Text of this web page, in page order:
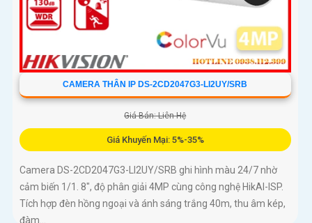
CAMERA THÂN IP DS-2CD2047G3-LI2UY/SRB
Giá Bán: Liên Hệ
Giá Khuyến Mại: 5%-35%
Camera DS-2CD2047G3-LI2UY/SRB ghi hình màu 24/7 nhờ
cảm biến 1/1. 8", độ phân giải 4MP cùng công nghệ HikAI-ISP.
Tích hợp đèn hồng ngoại và ánh sáng trắng 40m, thu âm kép,
đàm...